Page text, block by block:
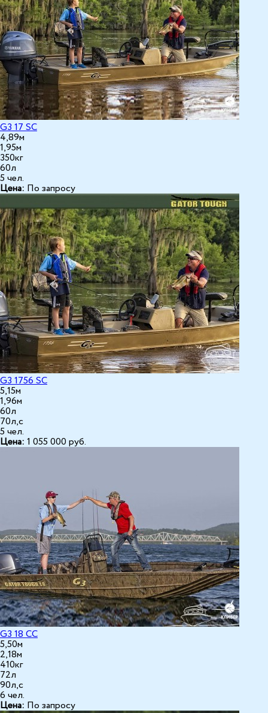
G3 17 SC
4,89м
1,95м
350кг
60л
5 чел.
Цена: По запросу
G3 1756 SC
5,15м
1,96м
60л
70л,с
5 чел.
Цена: 1 055 000 руб.
G3 18 CC
5,50м
2,18м
410кг
72л
90л,с
6 чел.
Цена: По запросу